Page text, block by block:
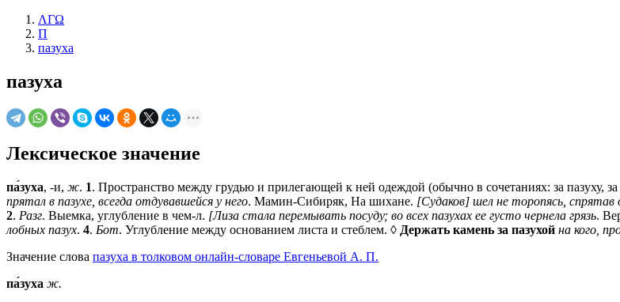
ΛΓΩ
П
пазуха
пазуха
Лексическое значение
па́зуха, -и, ж. 1. Пространство между грудью и прилегающей к ней одеждой (обычно в сочетаниях: за пазуху, за
прятал в пазухе, всегда отдувавшейся у него. Мамин-Сибиряк, На шихане. [Судаков] шел не торопясь, спрятав
2. Разг. Выемка, углубление в чем-л. [Лиза стала перемывать посуду; во всех пазухах ее густо чернела грязь.
лобных пазух. 4. Бот. Углубление между основанием листа и стеблем. ◊ Держать камень за пазухой на кого,
Значение слова пазуха в толковом онлайн-словаре Евгеньевой А. П.
па́зуха ж.